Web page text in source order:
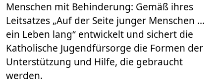
Menschen mit Behinderung: Gemäß ihres
Leitsatzes „Auf der Seite junger Menschen ...
ein Leben lang“ entwickelt und sichert die
Katholische Jugendfürsorge die Formen der
Unterstützung und Hilfe, die gebraucht
werden.